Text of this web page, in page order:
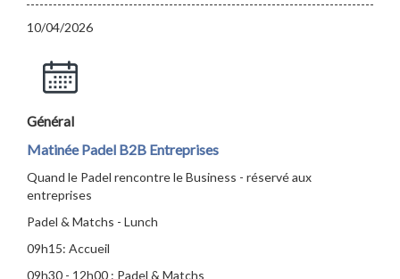
10/04/2026
Général
Matinée Padel B2B Entreprises
Quand le Padel rencontre le Business - réservé aux
entreprises
Padel & Matchs - Lunch
09h15: Accueil
09h30 - 12h00 : Padel & Matchs